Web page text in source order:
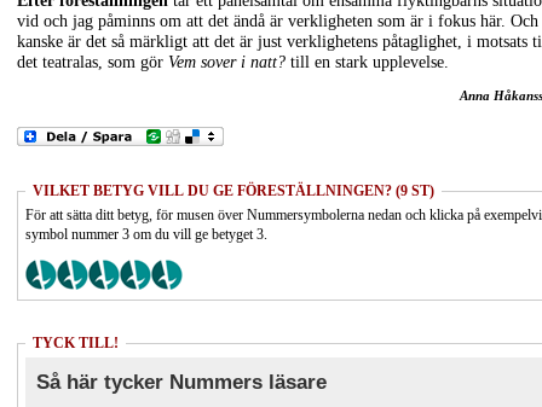
vid och jag påminns om att det ändå är verkligheten som är i fokus här. Och
kanske är det så märkligt att det är just verklighetens påtaglighet, i motsats
det teatralas, som gör Vem sover i natt? till en stark upplevelse.
Anna
VILKET BETYG VILL DU GE FÖRESTÄLLNINGEN? (9 ST)
För att sätta ditt betyg, för musen över Nummersymbolerna nedan och klicka på
symbol nummer 3 om du vill ge betyget 3.
TYCK TILL!
Så här tycker Nummers läsare